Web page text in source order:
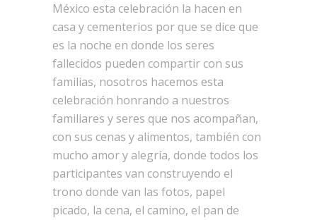
México esta celebración la hacen en
casa y cementerios por que se dice que
es la noche en donde los seres
fallecidos pueden compartir con sus
familias, nosotros hacemos esta
celebración honrando a nuestros
familiares y seres que nos acompañan,
con sus cenas y alimentos, también con
mucho amor y alegría, donde todos los
participantes van construyendo el
trono donde van las fotos, papel
picado, la cena, el camino, el pan de